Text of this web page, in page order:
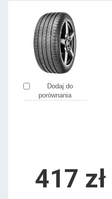
Dodaj do
porównania
417 zł